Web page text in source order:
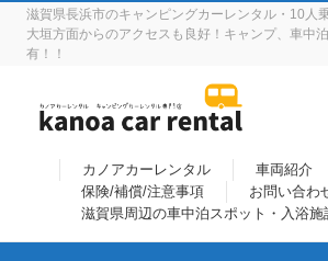
滋賀県長浜市のキャンピングカーレンタル・10
大垣方面からのアクセスも良好！キャンプ、車中
有！！
カノアカーレンタル 車両紹介
保険/補償/注意事項
お問い合わ
滋賀県周辺の車中泊スポット・入浴施